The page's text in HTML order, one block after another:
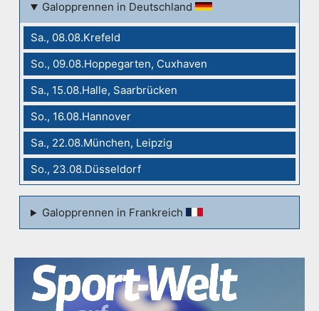
Galopprennen in Deutschland
Sa., 08.08.Krefeld
So., 09.08.Hoppegarten, Cuxhaven
Sa., 15.08.Halle, Saarbrücken
So., 16.08.Hannover
Sa., 22.08.München, Leipzig
So., 23.08.Düsseldorf
Galopprennen in Frankreich